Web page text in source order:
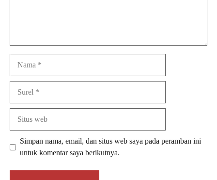
Simpan nama, email, dan situs web saya pada peramban ini
untuk komentar saya berikutnya.